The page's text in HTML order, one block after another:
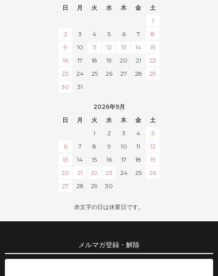
日
月 火 水 木 金
土
1
2
3 4 5 6 7
8
9
10 11 12 13 14
15
16
17 18 19 20 21
22
23
24 25 26 27 28
29
30
31
2026年9月
日
月 火 水 木 金
土
1
2 3 4
5
6
7 8 9 10 11
12
13
14 15 16 17 18
19
20
21 22 23 24 25
26
27
28 29 30
赤文字の日は休業日です。
メルマガ登録・解除